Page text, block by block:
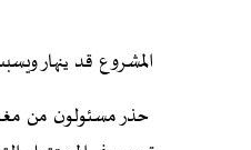
المشروع قد ينهار
حذر مسئولون من